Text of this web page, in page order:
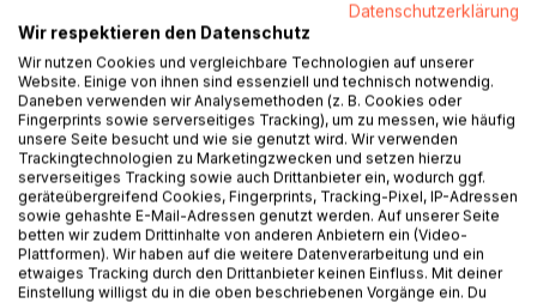
Auf die Merkliste
Titel bewerten
BESCHREIBUNG
Datenschutzerklärung
Wir respektieren den Datenschutz
Wir nutzen Cookies und vergleichbare Technologien auf unserer
Website. Einige von ihnen sind essenziell und technisch notwendig.
Daneben verwenden wir Analysemethoden (z. B. Cookies oder
Fingerprints sowie serverseitiges Tracking), um zu messen, wie häufig
unsere Seite besucht und wie sie genutzt wird. Wir verwenden
Trackingtechnologien zu Marketingzwecken und setzen hierzu
serverseitiges Tracking sowie auch Drittanbieter ein, wodurch ggf.
geräteübergreifend Cookies, Fingerprints, Tracking-Pixel, IP-Adressen
sowie gehashte E-Mail-Adressen genutzt werden. Auf unserer Seite
betten wir zudem Drittinhalte von anderen Anbietern ein (Video-
Plattformen). Wir haben auf die weitere Datenverarbeitung und ein
etwaiges Tracking durch den Drittanbieter keinen Einfluss. Mit deiner
Einstellung willigst du in die oben beschriebenen Vorgänge ein. Du